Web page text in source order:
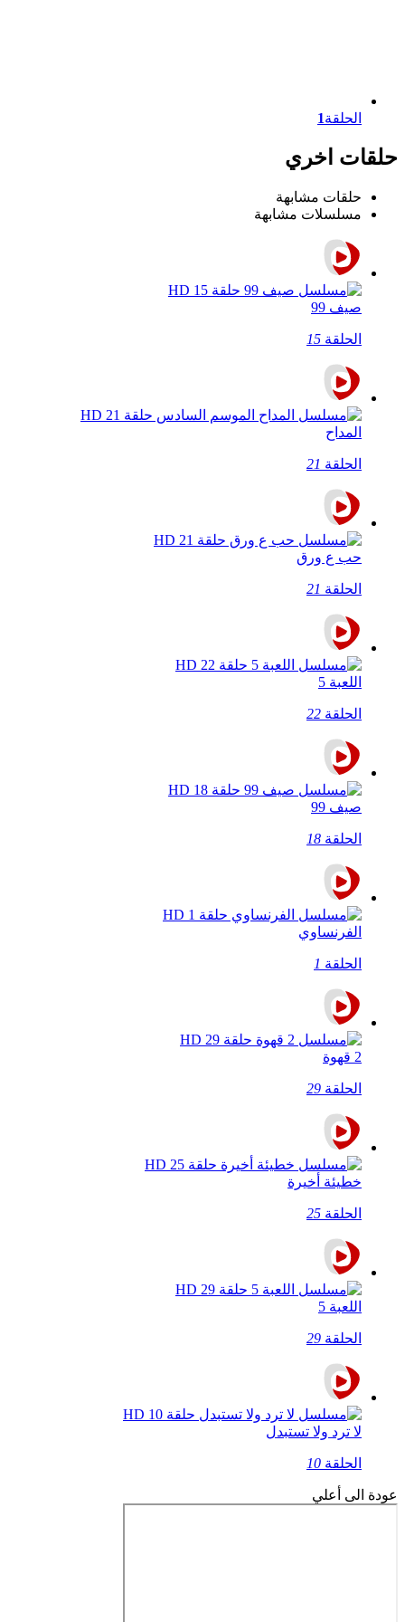
الحلقة1
حلقات اخري
حلقات مشابهة
مسلسلات مشابهة
صيف 99
الحلقة 15
المداح
الحلقة 21
حب ع ورق
الحلقة 21
اللعبة 5
الحلقة 22
صيف 99
الحلقة 18
الفرنساوي
الحلقة 1
2 قهوة
الحلقة 29
خطيئة أخيرة
الحلقة 25
اللعبة 5
الحلقة 29
لا ترد ولا تستبدل
الحلقة 10
عودة الى أعلي